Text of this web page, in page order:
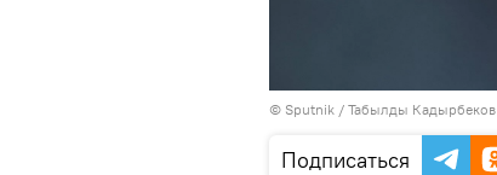
© Sputnik / Табылды Кадырбеков
Подписаться